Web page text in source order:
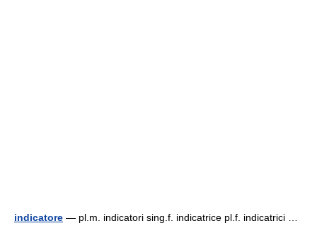
indicatore — pl.m. indicatori sing.f. indicatrice pl.f. indicatrici …